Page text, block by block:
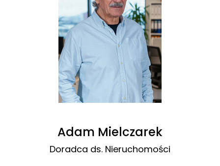
Adam Mielczarek
Doradca ds. Nieruchomości